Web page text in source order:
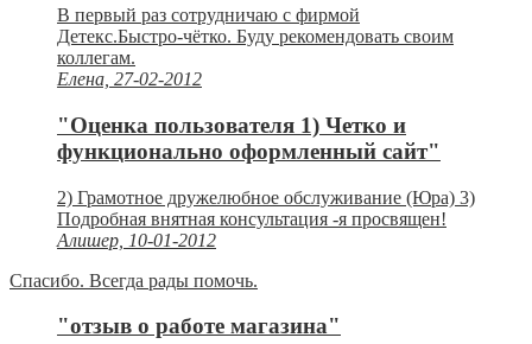
В первый раз сотрудничаю с фирмой
Детекс.Быстро-чётко. Буду рекомендовать своим
коллегам.
Елена, 27-02-2012
"Оценка пользователя 1) Четко и
функционально оформленный сайт"
2) Грамотное дружелюбное обслуживание (Юра) 3)
Подробная внятная консультация -я просвящен!
Алишер, 10-01-2012
Спасибо. Всегда рады помочь.
"отзыв о работе магазина"